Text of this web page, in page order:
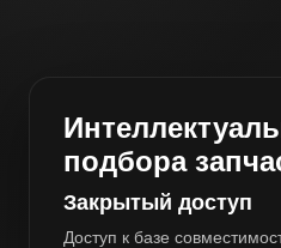
подбора
Закрытый доступ
Доступ к базе